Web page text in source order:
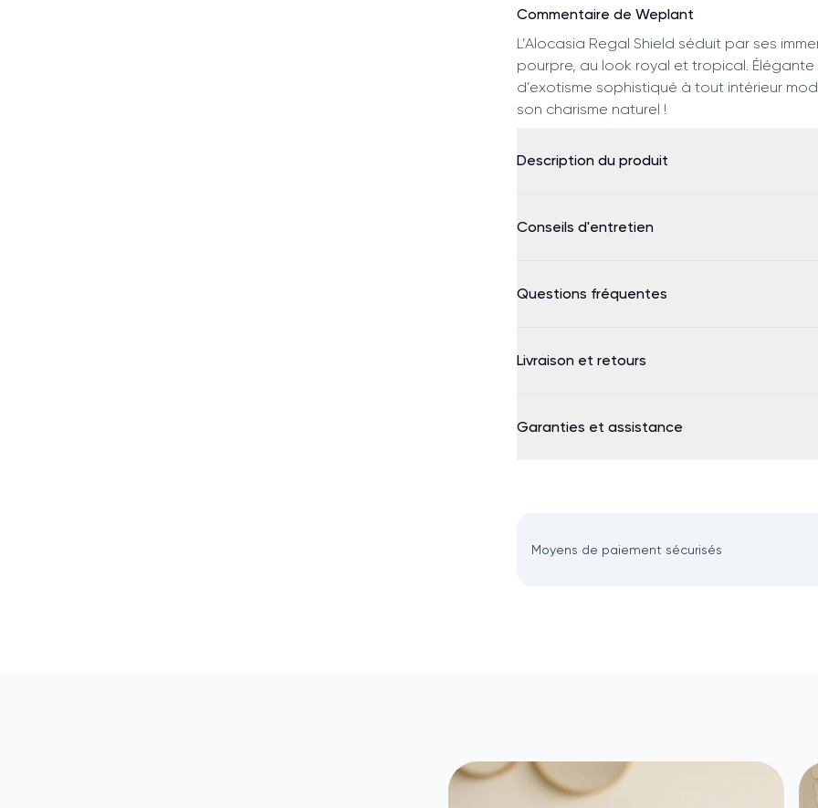
Commentaire de Weplant
L’Alocasia Regal Shield séduit par ses
pourpre, au look royal et tropical.
d’exotisme sophistiqué à tout intérieur
son charisme naturel !
Description du produit
Conseils d'entretien
Questions fréquentes
Livraison et retours
Garanties et assistance
Moyens de paiement sécurisés